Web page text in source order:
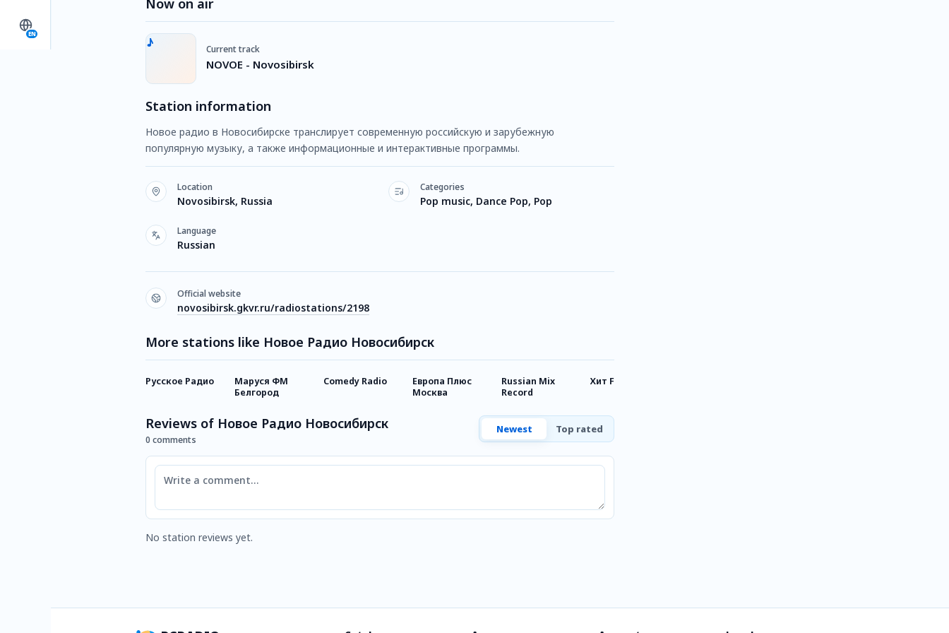
EN
Now on air
Current track
NOVOE - Novosibirsk
Station information
Новое радио в Новосибирске транслирует современную российскую и зарубежную
популярную музыку, а также информационные и интерактивные программы.
Location
Novosibirsk, Russia
Categories
Pop music, Dance Pop, Pop
Language
Russian
Official website
novosibirsk.gkvr.ru/radiostations/2198
More stations like Новое Радио Новосибирск
Русское Радио
Маруся ФМ
Белгород
Comedy Radio
Европа Плюс
Москва
Russian Mix
Record
Хит FM
Reviews of Новое Радио Новосибирск
0 comments
Newest Top rated
Comment
No station reviews yet.